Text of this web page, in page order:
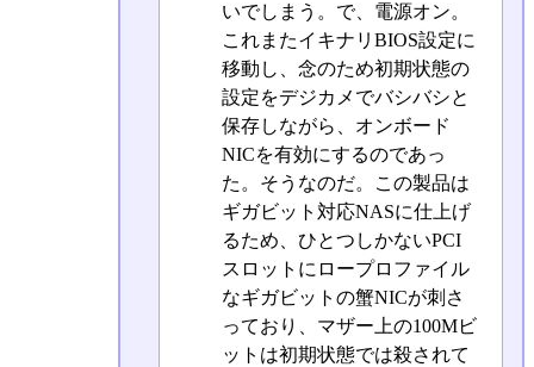
いでしまう。で、電源オン。
これまたイキナリBIOS設定に
移動し、念のため初期状態の
設定をデジカメでバシバシと
保存しながら、オンボード
NICを有効にするのであっ
た。そうなのだ。この製品は
ギガビット対応NASに仕上げ
るため、ひとつしかないPCI
スロットにロープロファイル
なギガビットの蟹NICが刺さ
っており、マザー上の100Mビ
ットは初期状態では殺されて